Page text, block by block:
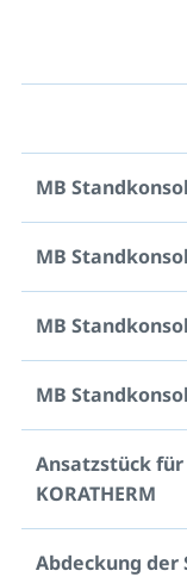
MB
MB
MB
MB
Ansatzstück für
KORATHERM
Abdeckung der